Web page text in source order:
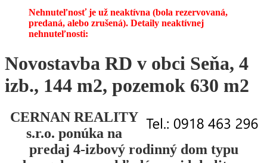
Nehnuteľnosť je už neaktívna (bola rezervovaná,
predaná, alebo zrušená). Detaily neaktívnej
nehnuteľnosti:
Novostavba RD v obci Seňa, 4
izb., 144 m2, pozemok 630 m2
CERNAN REALITY
s.r.o. ponúka na
predaj 4-izbový rodinný dom typu